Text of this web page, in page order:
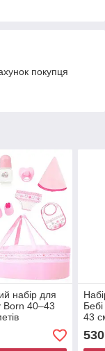
покупця
набір для
Born 40–43
43
530